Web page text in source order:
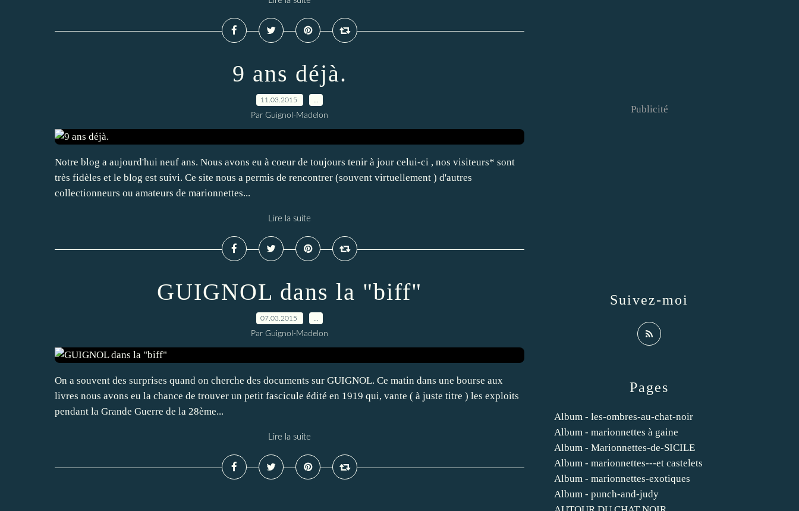
9 ans déjà.
11.03.2015
Par Guignol-Madelon
Notre blog a aujourd'hui neuf ans. Nous avons eu à coeur de toujours tenir à jour celui-ci , nos visiteurs* sont
très fidèles et le blog est suivi. Ce site nous a permis de rencontrer (souvent virtuellement ) d'autres
collectionneurs ou amateurs de marionnettes...
Lire la suite
GUIGNOL dans la "biff"
07.03.2015
Par Guignol-Madelon
On a souvent des surprises quand on cherche des documents sur GUIGNOL. Ce matin dans une bourse aux
livres nous avons eu la chance de trouver un petit fascicule édité en 1919 qui, vante ( à juste titre ) les exploits
pendant la Grande Guerre de la 28ème...
Lire la suite
Pages
Album - les-ombres-au-chat-noir
Album - marionnettes à gaine
Album - Marionnettes-de-SICILE
Album - marionnettes---et castelets
Album - marionnettes-exotiques
Album - punch-and-judy
Suivez-moi
Publicité